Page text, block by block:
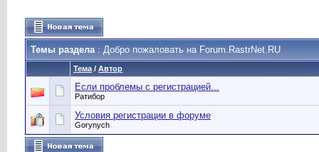
Темы раздела: Добро пожаловать на Forum.RastrNet.RU
Тема / Автор
Если проблемы с регистрацией...
Ратибор
Условия регистрации в форуме
Gorynych